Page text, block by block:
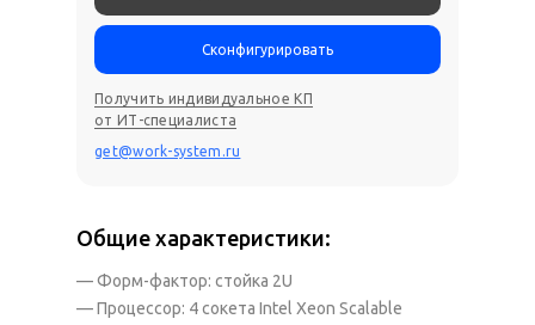
— Форм-фактор: стойка 2U
— Процессор: 4 сокета Intel Xeon Scalable
Общие характеристики:
Получить индивидуальное КП
от ИТ-специалиста
get@work-system.ru
Сконфигурировать